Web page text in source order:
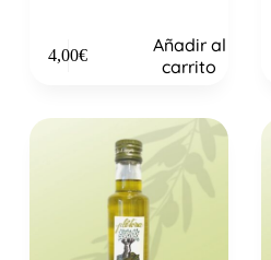
4,00€
Añadir al
carrito